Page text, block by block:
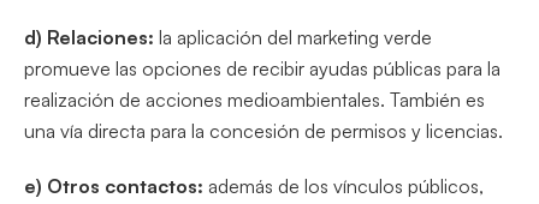
d) Relaciones: la aplicación del marketing verde
promueve las opciones de recibir ayudas públicas para la
realización de acciones medioambientales. También es
una vía directa para la concesión de permisos y licencias.
e) Otros contactos: además de los vínculos públicos,